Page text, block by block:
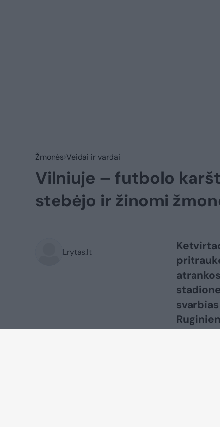
Žmonės Veidai ir vardai
Vilniuje – futbolo
stebėjo ir žinomi
Lrytas.lt
Valdas